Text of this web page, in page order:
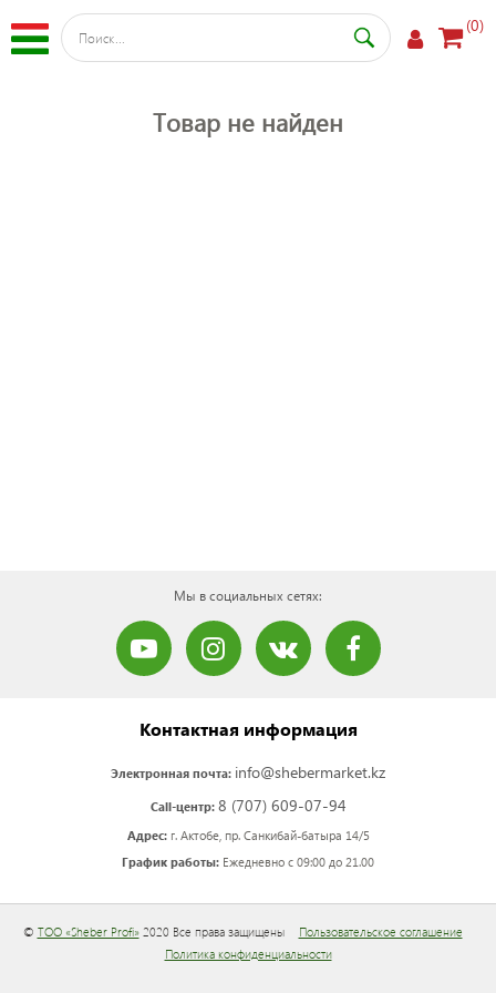
(0)
Товар не найден
Мы в социальных сетях:
Контактная информация
Электронная почта: info@shebermarket.kz
Call-центр: 8 (707) 609-07-94
Адрес:г. Актобе, пр. Санкибай-батыра 14/5
График работы: Ежедневно с 09:00 до 21.00
© ТОО «Sheber Profi»2020 Все права защищены
Пользовательское соглашение
Политика конфиденциальности